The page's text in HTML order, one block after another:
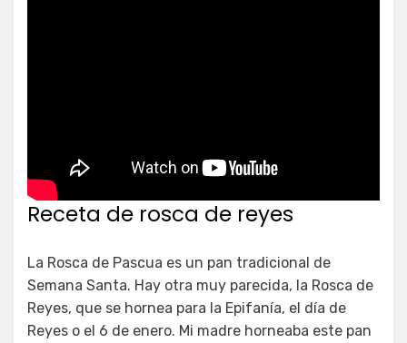
Receta de rosca de reyes
La Rosca de Pascua es un pan tradicional de
Semana Santa. Hay otra muy parecida, la Rosca de
Reyes, que se hornea para la Epifanía, el día de
Reyes o el 6 de enero. Mi madre horneaba este pan